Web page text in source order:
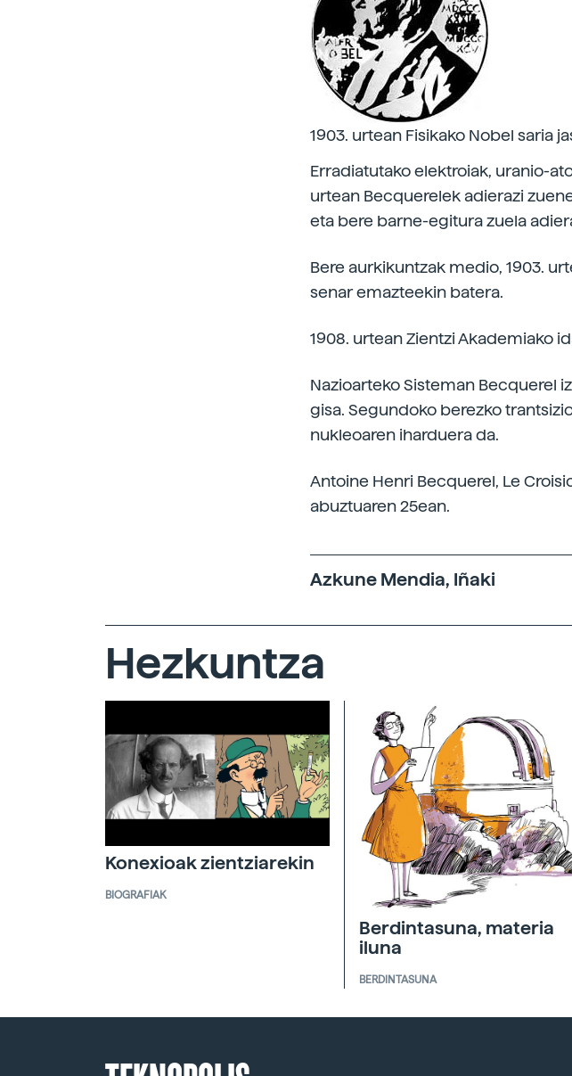
1903. urtean Fisikako Nobel saria
Erradiatutako elektroiak, uranio-
urtean Becquerelek adierazi
eta bere barne-egitura zuela
Bere aurkikuntzak medio, 1903.
senar emazteekin batera.
1908. urtean Zientzi Akademiako
Nazioarteko Sisteman Becquerel
gisa. Segundoko berezko
nukleoaren iharduera da.
Antoine Henri Becquerel, Le
abuztuaren 25ean.
Azkune Mendia, Iñaki
Hezkuntza
Konexioak zientziarekin
BIOGRAFIAK
Berdintasuna, materia
iluna
BERDINTASUNA